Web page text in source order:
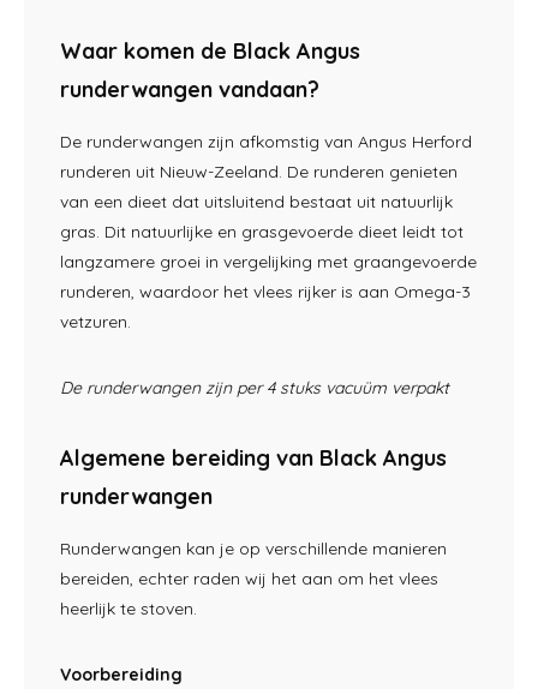
Waar komen de Black Angus
runderwangen vandaan?
De runderwangen zijn afkomstig van Angus Herford
runderen uit Nieuw-Zeeland. De runderen genieten
van een dieet dat uitsluitend bestaat uit natuurlijk
gras. Dit natuurlijke en grasgevoerde dieet leidt tot
langzamere groei in vergelijking met graangevoerde
runderen, waardoor het vlees rijker is aan Omega-3
vetzuren.
De runderwangen zijn per 4 stuks vacuüm verpakt
Algemene bereiding van Black Angus
runderwangen
Runderwangen kan je op verschillende manieren
bereiden, echter raden wij het aan om het vlees
heerlijk te stoven.
Voorbereiding